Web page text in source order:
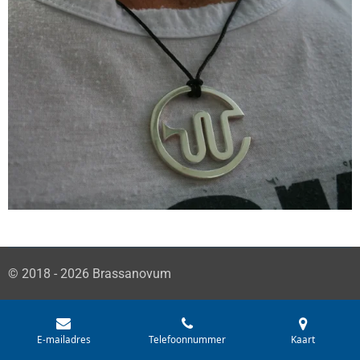
© 2018 - 2026 Brassanovum
E-mailadres Telefoonnummer Kaart